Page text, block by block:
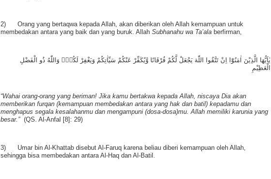
2) Orang yang bertaqwa kepada Allah, akan diberikan oleh Allah kemampuan untuk
membedakan antara yang baik dan yang buruk. Allah Subhanahu wa Ta’ala berfirman,
يٰاَيُّهَا الَّذِيْنَ اٰمَنُوْٓا اِنْ تَتَّقُوا اللّٰهَ يَجْعَلْ لَّكُمْ فُرْقَانًا وَّيُكَفِّرْ عَنْكُمْ سَيِّاٰتِكُمْ وَيَغْفِرْ لَكُمْۗ وَاللّٰهُ ذُو الْفَضْلِ
الْعَظِيْمِ
“Wahai orang-orang yang beriman! Jika kamu bertakwa kepada Allah, niscaya Dia akan
memberikan furqan (kemampuan membedakan antara yang hak dan batil) kepadamu dan
menghapus segala kesalahanmu dan mengampuni (dosa-dosa)mu. Allah memiliki karunia yang
besar.”(QS. Al-Anfal [8]: 29)
3) Umar bin Al-Khattab disebut Al-Faruq karena beliau diberi kemampuan oleh Allah,
sehingga bisa membedakan antara Al-Haq dan Al-Batil.